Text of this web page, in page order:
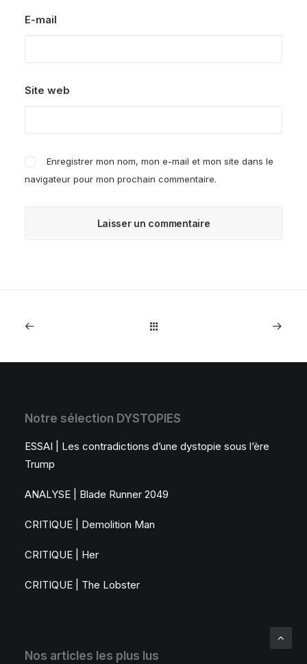
E-mail
Site web
Enregistrer mon nom, mon e-mail et mon site dans le
navigateur pour mon prochain commentaire.
Notre sélection DYSTOPIES
ESSAI | Les contradictions d’une dystopie sous l’ère
Trump
ANALYSE | Blade Runner 2049
CRITIQUE | Demolition Man
CRITIQUE | Her
CRITIQUE | The Lobster
Nos articles les plus lus